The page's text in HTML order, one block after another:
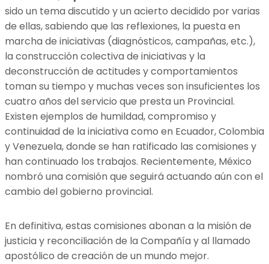
sido un tema discutido y un acierto decidido por varias
de ellas, sabiendo que las reflexiones, la puesta en
marcha de iniciativas (diagnósticos, campañas, etc.),
la construcción colectiva de iniciativas y la
deconstrucción de actitudes y comportamientos
toman su tiempo y muchas veces son insuficientes los
cuatro años del servicio que presta un Provincial.
Existen ejemplos de humildad, compromiso y
continuidad de la iniciativa como en Ecuador, Colombia
y Venezuela, donde se han ratificado las comisiones y
han continuado los trabajos. Recientemente, México
nombró una comisión que seguirá actuando aún con el
cambio del gobierno provincial.
En definitiva, estas comisiones abonan a la misión de
justicia y reconciliación de la Compañía y al llamado
apostólico de creación de un mundo mejor.